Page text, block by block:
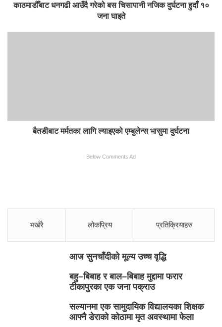
काठमाडौँबाट धनगढी आउँदै गरेको बस चिसापानी नजिक दुर्घटना हुदाँ १०
जना घाइते
बैतडीबाट मर्मतका लागि ल्याइएको एम्बुलेन्स भासुमा दुर्घटना
Below Comments Ad
भर्खरै लोकप्रिय प्रतिक्रियाहरु
आज सुनचाँदीको मूल्य उच्च वृद्धि
बहु–बिबाह र बाल–बिबाह मुद्दामा फरार
टीकापुरका एक जना पक्राउ
सल्यानमा एक सामुदायिक विद्यालयका शिक्षक
आफ्नै डेराको कोठामा मृत अवस्थामा फेला